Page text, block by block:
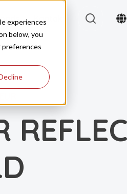
experiences
below, you
preferences
Kontakt